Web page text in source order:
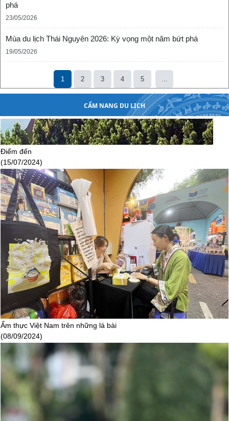
phá
23/05/2026
Mùa du lịch Thái Nguyên 2026: Kỳ vọng một năm bứt phá
19/05/2026
1 2 3 4 5 ...
CẨM NANG DU LỊCH
(15/07/2024)
Ẩm thực Việt Nam trên những lá bài
(08/09/2024)